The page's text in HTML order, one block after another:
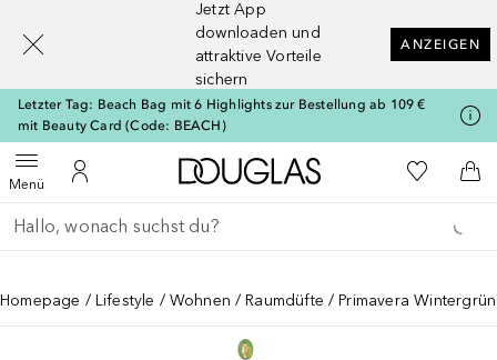
Jetzt App
downloaden und
attraktive Vorteile
sichern
ANZEIGEN
Letzter Tag: Beach Bag mit 6 Highlights zur Bestellung ab 109 €
mit Beauty Card (Code: BEACH)
MenüMenü öffnenZu Meinem Kundenkonto
Zur Douglas Startseite
Zu Meiner
Gehe zurück
Suche ausführen
Homepage Lifestyle Wohnen Raumdüfte Primavera
[navigation.slideout.screenreader]